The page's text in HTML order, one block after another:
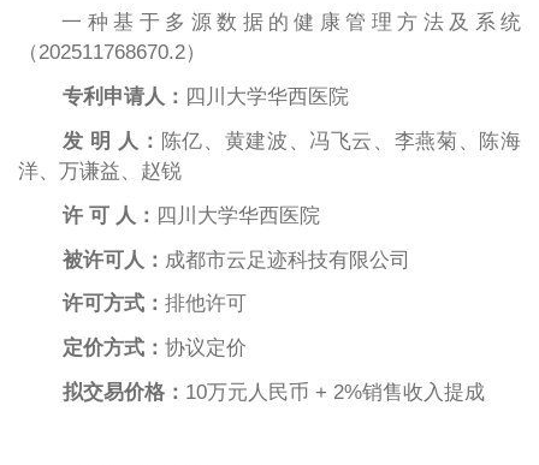
一种基于多源数据的健康管理方法及系统
（202511768670.2）
专利申请人： 四川大学华西医院
发 明 人： 陈亿、黄建波、冯飞云、李燕菊、陈海
洋、万谦益、赵锐
许 可 人： 四川大学华西医院
被许可人： 成都市云足迹科技有限公司
许可方式： 排他许可
定价方式： 协议定价
拟交易价格： 10万元人民币 + 2%销售收入提成